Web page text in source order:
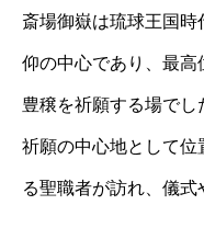
斎場御嶽は琉球王国
仰の中心であり、最
豊穣を祈願する場で
祈願の中心地として
る聖職者が訪れ、儀式